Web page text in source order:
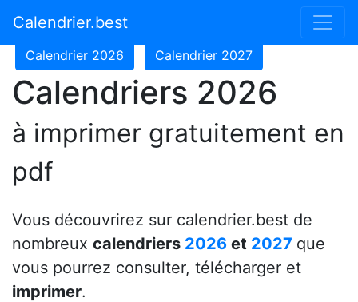
Calendrier.best
Calendrier 2024
Calendrier 2026 Calendrier 2027
Calendriers 2026
à imprimer gratuitement en
pdf
Vous découvrirez sur calendrier.best de
nombreux calendriers 2026 et 2027 que
vous pourrez consulter, télécharger et
imprimer.